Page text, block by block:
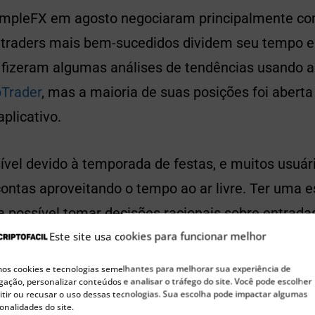
Este site usa cookies para funcionar melhor
cookies e tecnologias semelhantes para melhorar sua experiência de
personalizar conteúdos e analisar o tráfego do site. Você pode escolher
ou recusar o uso dessas tecnologias. Sua escolha pode impactar algumas
do site.
em agosto negociaram principalmente
mais bem-sucedidos dividem seu tempo
algumas análises de tendências usando
, mas a maioria de suas posições foi
devido à temporada de festas, e muitos
aproveitando o tempo ao ar livre. Ter uma
possível tomar decisões racionais sobre
tempo sem muita análise.
de negociação mais